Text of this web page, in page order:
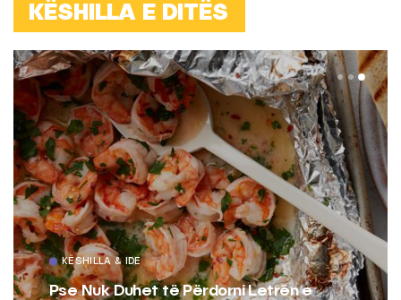
KËSHILLA E DITËS
KËSHILLA & IDE
Pse Nuk Duhet të Përdorni Letrën e